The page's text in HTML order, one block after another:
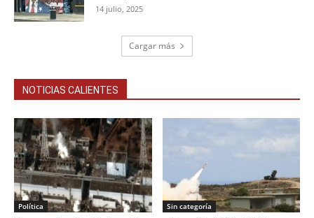
14 julio, 2025
Cargar más
NOTICIAS CALIENTES
Política Sin categoría